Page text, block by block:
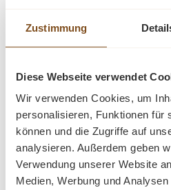
Zustimmung
Diese Webseite verwendet
Wir verwenden Cookies, um
personalisieren, Funktionen für
können und die Zugriffe auf
analysieren. Außerdem geben
Verwendung unserer Website
Medien, Werbung und
Marmorplatten
zeitloses Design
Fragen zum Produkt?
Menü schließen
Produktinformationen
mit Messinggestell"